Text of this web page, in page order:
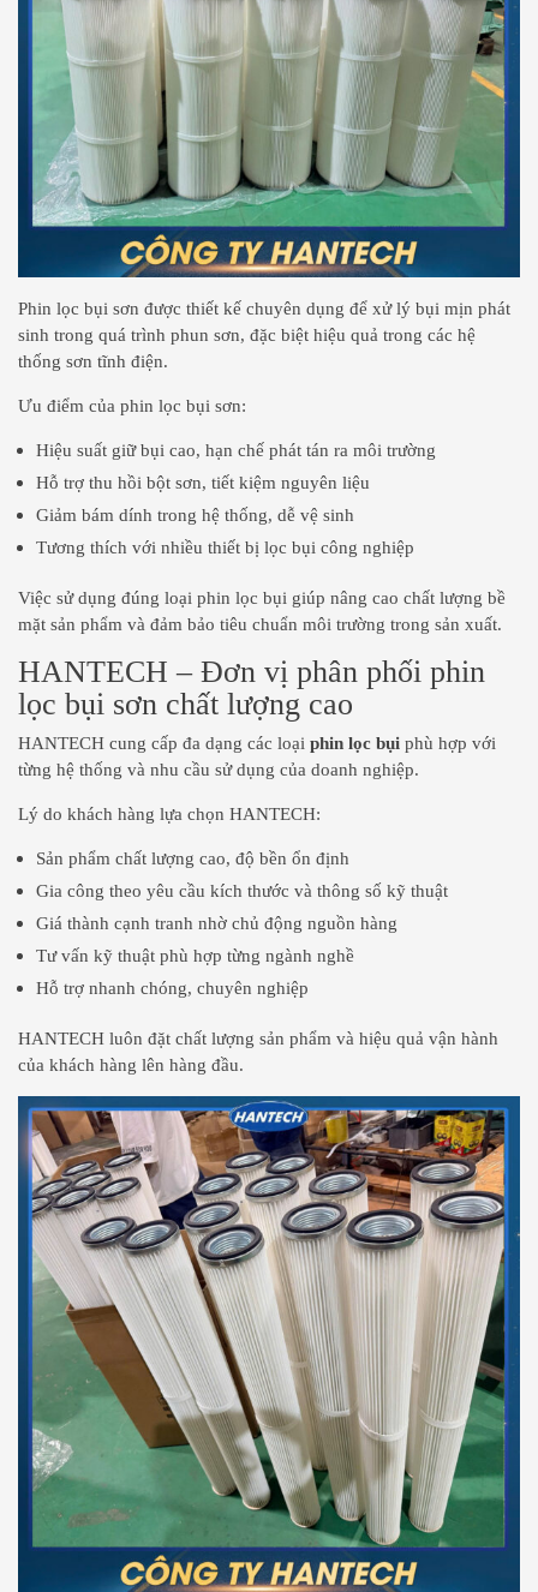
Phin lọc bụi sơn được thiết kế chuyên dụng để xử lý bụi mịn phát
sinh trong quá trình phun sơn, đặc biệt hiệu quả trong các hệ
thống sơn tĩnh điện.
Ưu điểm của phin lọc bụi sơn:
Hiệu suất giữ bụi cao, hạn chế phát tán ra môi trường
Hỗ trợ thu hồi bột sơn, tiết kiệm nguyên liệu
Giảm bám dính trong hệ thống, dễ vệ sinh
Tương thích với nhiều thiết bị lọc bụi công nghiệp
Việc sử dụng đúng loại phin lọc bụi giúp nâng cao chất lượng bề
mặt sản phẩm và đảm bảo tiêu chuẩn môi trường trong sản xuất.
HANTECH – Đơn vị phân phối phin
lọc bụi sơn chất lượng cao
HANTECH cung cấp đa dạng các loại phin lọc bụi phù hợp với
từng hệ thống và nhu cầu sử dụng của doanh nghiệp.
Lý do khách hàng lựa chọn HANTECH:
Sản phẩm chất lượng cao, độ bền ổn định
Gia công theo yêu cầu kích thước và thông số kỹ thuật
Giá thành cạnh tranh nhờ chủ động nguồn hàng
Tư vấn kỹ thuật phù hợp từng ngành nghề
Hỗ trợ nhanh chóng, chuyên nghiệp
HANTECH luôn đặt chất lượng sản phẩm và hiệu quả vận hành
của khách hàng lên hàng đầu.